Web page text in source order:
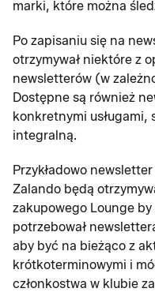
marki, które można
Po zapisaniu się na
otrzymywał niektóre z
newsletterów (w
Dostępne są również
konkretnymi usługami,
integralną.
Przykładowo
Zalando będą
zakupowego Lounge
potrzebował
aby być na bieżąco z
krótkoterminowymi i
członkostwa w klubie